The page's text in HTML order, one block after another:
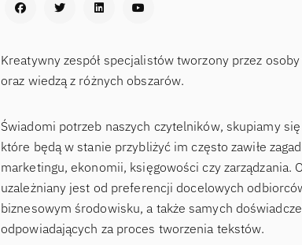
Kreatywny zespół specjalistów tworzony przez
oraz wiedzą z różnych obszarów.
Świadomi potrzeb naszych czytelników, skupiamy
które będą w stanie przybliżyć im często zawiłe
marketingu, ekonomii, księgowości czy zarządzania.
uzależniany jest od preferencji docelowych
biznesowym środowisku, a także samych
odpowiadających za proces tworzenia tekstów.